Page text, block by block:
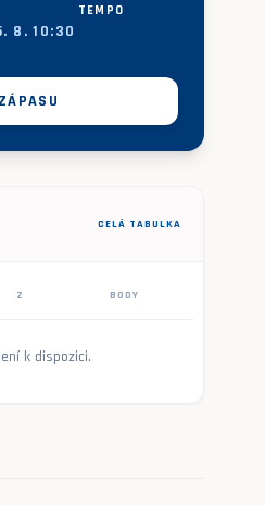
TEMPO
8. 10:30
CELÁ TABULKA
Z BODY
k dispozici.